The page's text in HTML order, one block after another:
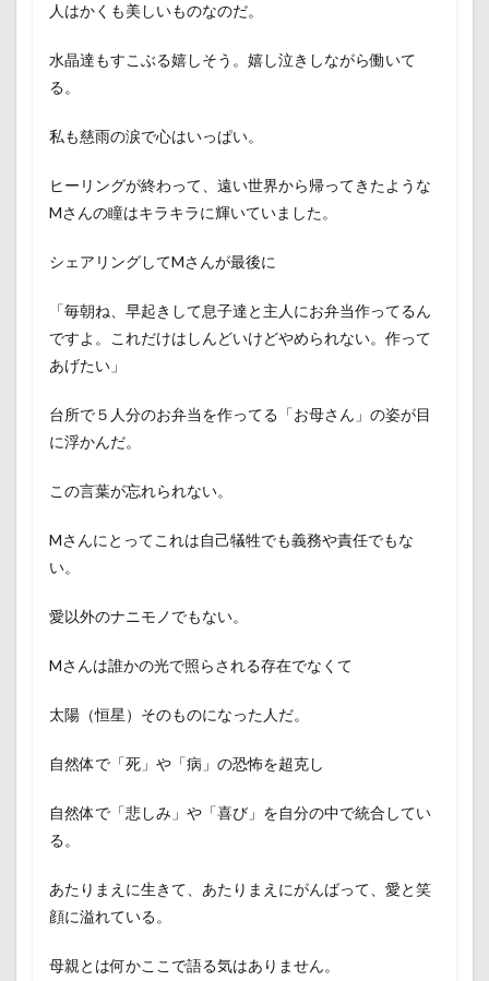
人はかくも美しいものなのだ。
水晶達もすこぶる嬉しそう。嬉し泣きしながら働いて
る。
私も慈雨の涙で心はいっぱい。
ヒーリングが終わって、遠い世界から帰ってきたような
Mさんの瞳はキラキラに輝いていました。
シェアリングしてMさんが最後に
「毎朝ね、早起きして息子達と主人にお弁当作ってるん
ですよ。これだけはしんどいけどやめられない。作って
あげたい」
台所で５人分のお弁当を作ってる「お母さん」の姿が目
に浮かんだ。
この言葉が忘れられない。
Mさんにとってこれは自己犠牲でも義務や責任でもな
い。
愛以外のナニモノでもない。
Mさんは誰かの光で照らされる存在でなくて
太陽（恒星）そのものになった人だ。
自然体で「死」や「病」の恐怖を超克し
自然体で「悲しみ」や「喜び」を自分の中で統合してい
る。
あたりまえに生きて、あたりまえにがんばって、愛と笑
顔に溢れている。
母親とは何かここで語る気はありません。